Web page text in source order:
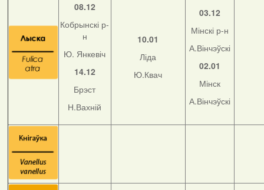
08.12
Кобрынскі р-
н
Ю. Янкевіч
14.12
Брэст
Н.Вахній
10.01
Ліда
Ю.Квач
03.12
Мінскі р-н
А.Вінчэўскі
02.01
Мінск
А.Вінчэўскі